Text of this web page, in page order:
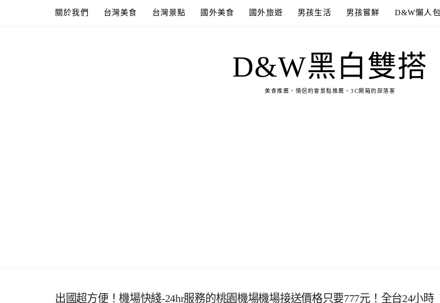
關於我們 台灣美食 台灣景點 國外美食 國外旅遊 男孩生活 男孩嘗鮮 D&W懶人
D&W黑白雙搭
美食推薦、情侶約會景點推薦、3C開箱的部落客
出國超方便！機場快綫-24hr服務的桃園機場機場接送價格只要777元！全台24小時